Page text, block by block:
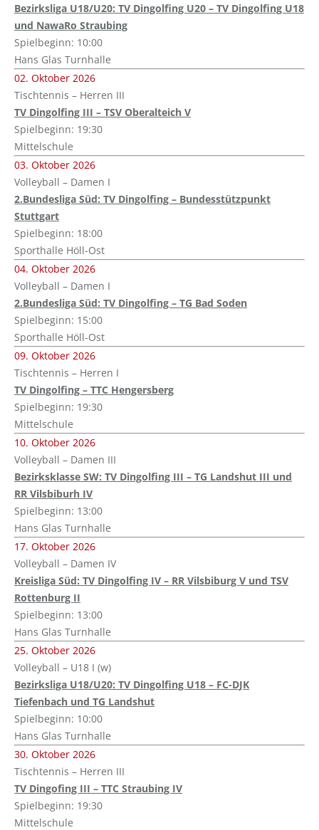
Bezirksliga U18/U20: TV Dingolfing U20 – TV Dingolfing U18
und NawaRo Straubing
Spielbeginn: 10:00
Hans Glas Turnhalle
02. Oktober 2026
Tischtennis – Herren III
TV Dingolfing III – TSV Oberalteich V
Spielbeginn: 19:30
Mittelschule
03. Oktober 2026
Volleyball – Damen I
2.Bundesliga Süd: TV Dingolfing – Bundesstützpunkt
Stuttgart
Spielbeginn: 18:00
Sporthalle Höll-Ost
04. Oktober 2026
Volleyball – Damen I
2.Bundesliga Süd: TV Dingolfing – TG Bad Soden
Spielbeginn: 15:00
Sporthalle Höll-Ost
09. Oktober 2026
Tischtennis – Herren I
TV Dingolfing – TTC Hengersberg
Spielbeginn: 19:30
Mittelschule
10. Oktober 2026
Volleyball – Damen III
Bezirksklasse SW: TV Dingolfing III – TG Landshut III und
RR Vilsbiburh IV
Spielbeginn: 13:00
Hans Glas Turnhalle
17. Oktober 2026
Volleyball – Damen IV
Kreisliga Süd: TV Dingolfing IV – RR Vilsbiburg V und TSV
Rottenburg II
Spielbeginn: 13:00
Hans Glas Turnhalle
25. Oktober 2026
Volleyball – U18 I (w)
Bezirksliga U18/U20: TV Dingolfing U18 – FC-DJK
Tiefenbach und TG Landshut
Spielbeginn: 10:00
Hans Glas Turnhalle
30. Oktober 2026
Tischtennis – Herren III
TV Dingofing III – TTC Straubing IV
Spielbeginn: 19:30
Mittelschule